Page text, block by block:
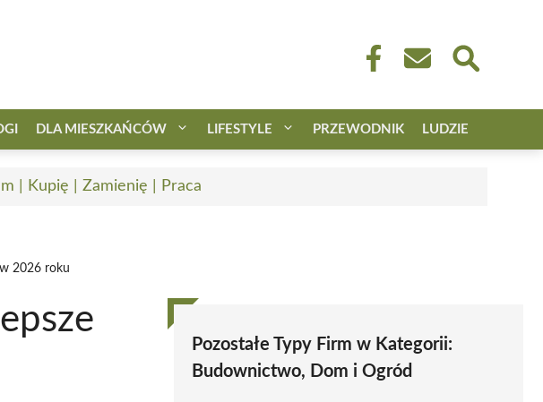
DLA MIESZKAŃCÓW LIFESTYLE PRZEWODNIK LUDZIE
| Kupię | Zamienię | Praca
2026 roku
Pozostałe Typy Firm w Kategorii:
Budownictwo, Dom i Ogród